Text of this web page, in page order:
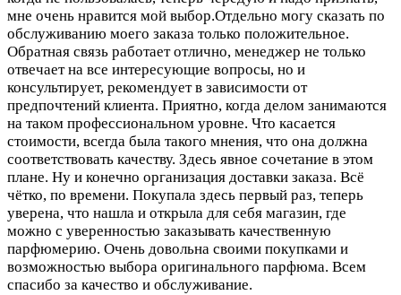
мне очень нравится мой выбор.Отдельно могу сказать по
обслуживанию моего заказа только положительное.
Обратная связь работает отлично, менеджер не только
отвечает на все интересующие вопросы, но и
консультирует, рекомендует в зависимости от
предпочтений клиента. Приятно, когда делом занимаются
на таком профессиональном уровне. Что касается
стоимости, всегда была такого мнения, что она должна
соответствовать качеству. Здесь явное сочетание в этом
плане. Ну и конечно организация доставки заказа. Всё
чётко, по времени. Покупала здесь первый раз, теперь
уверена, что нашла и открыла для себя магазин, где
можно с уверенностью заказывать качественную
парфюмерию. Очень довольна своими покупками и
возможностью выбора оригинального парфюма. Всем
спасибо за качество и обслуживание.